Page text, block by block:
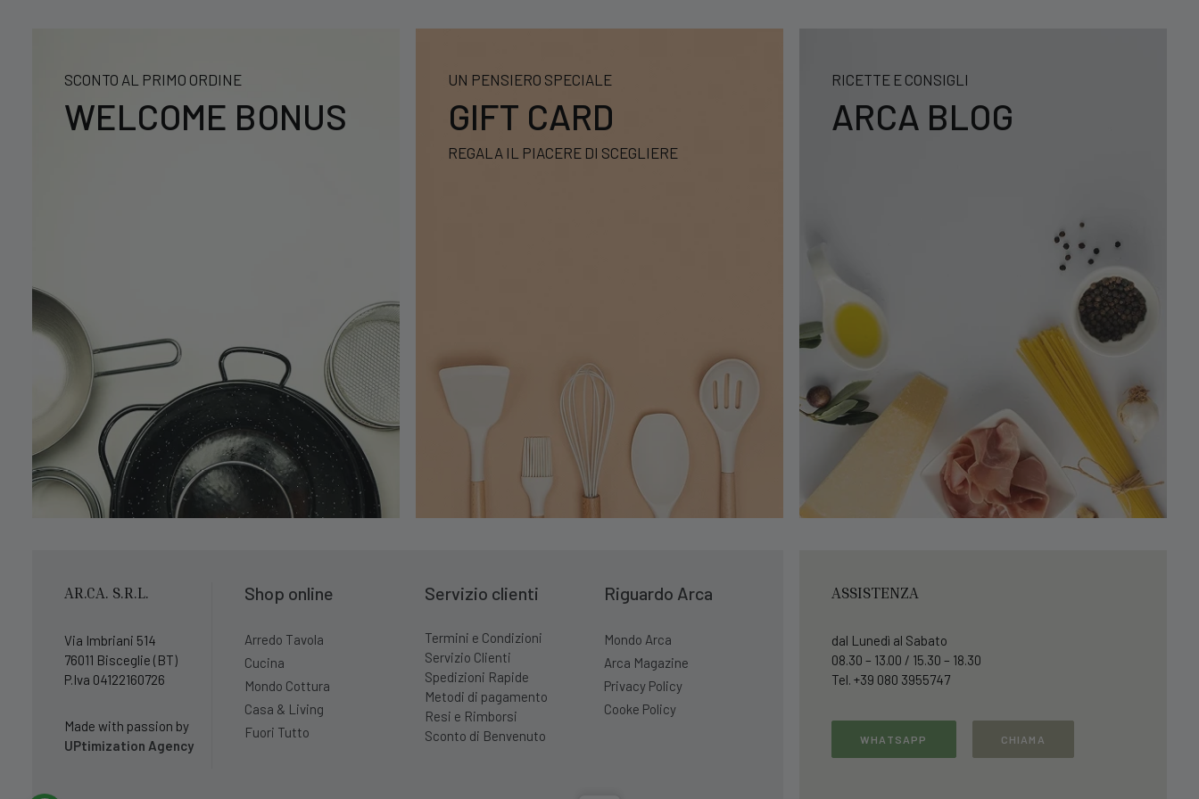
SCONTO AL PRIMO ORDINE
WELCOME BONUS
UN PENSIERO SPECIALE
GIFT CARD
REGALA IL PIACERE DI SCEGLIERE
RICETTE E CONSIGLI
ARCA BLOG
AR.CA. S.R.L.
Via Imbriani 514
76011 Bisceglie (BT)
P.Iva 04122160726
Made with passion by
UPtimization Agency
Shop online
Arredo Tavola
Cucina
Mondo Cottura
Casa & Living
Fuori Tutto
Servizio clienti
Termini e Condizioni
Servizio Clienti
Spedizioni Rapide
Metodi di pagamento
Resi e Rimborsi
Sconto di Benvenuto
Riguardo Arca
Mondo Arca
Arca Magazine
Privacy Policy
Cooke Policy
ASSISTENZA
dal Lunedì al Sabato
08.30 – 13.00 / 15.30 – 18.30
Tel. +39 080 3955747
WHATSAPP CHIAMA